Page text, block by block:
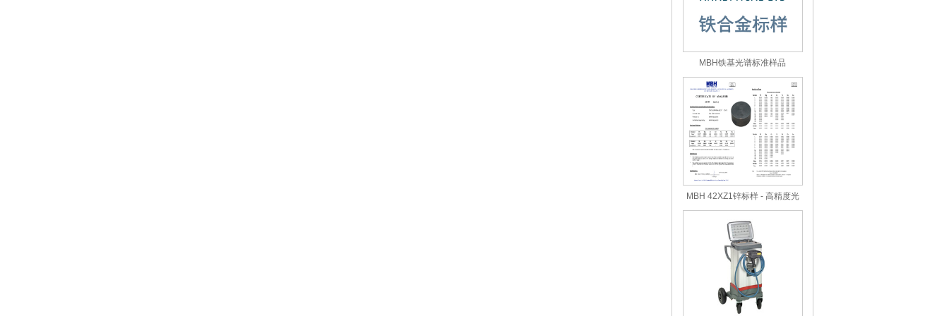
MBH铁基光谱标准样品
MBH 42XZ1锌标样 - 高精度光
谱分析标准样品